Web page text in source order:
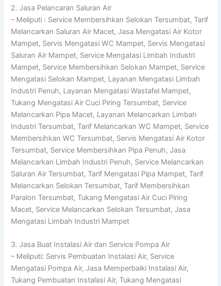
2. Jasa Pelancaran Saluran Air
– Meliputi : Service Membersihkan Selokan Tersumbat, Tarif
Melancarkan Saluran Air Macet, Jasa Mengatasi Air Kotor
Mampet, Servis Mengatasi WC Mampet, Servis Mengatasi
Saluran Air Mampet, Service Mengatasi Limbah Industri
Mampet, Service Membersihkan Selokan Mampet, Service
Mengatasi Selokan Mampet, Layanan Mengatasi Limbah
Industri Penuh, Layanan Mengatasi Wastafel Mampet,
Tukang Mengatasi Air Cuci Piring Tersumbat, Service
Melancarkan Pipa Macet, Layanan Melancarkan Limbah
Industri Tersumbat, Tarif Melancarkan WC Mampet, Service
Membersihkan WC Tersumbat, Servis Mengatasi Air Kotor
Tersumbat, Service Membersihkan Pipa Penuh, Jasa
Melancarkan Limbah Industri Penuh, Service Melancarkan
Saluran Air Tersumbat, Tarif Mengatasi Pipa Mampet, Tarif
Melancarkan Selokan Tersumbat, Tarif Membersihkan
Paralon Tersumbat, Tukang Mengatasi Air Cuci Piring
Macet, Service Melancarkan Selokan Tersumbat, Jasa
Mengatasi Limbah Industri Mampet
3. Jasa Buat Instalasi Air dan Service Pompa Air
– Meliputi: Servis Pembuatan Instalasi Air, Service
Mengatasi Pompa Air, Jasa Memperbaiki Instalasi Air,
Tukang Pembuatan Instalasi Air, Tukang Mengatasi